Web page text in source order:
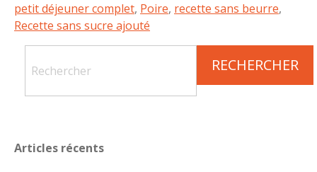
petit déjeuner complet, Poire, recette sans beurre,
Recette sans sucre ajouté
Articles récents